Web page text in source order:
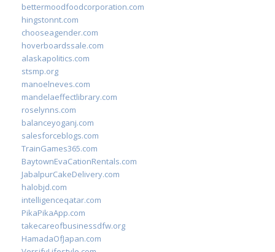
bettermoodfoodcorporation.com
hingstonnt.com
chooseagender.com
hoverboardssale.com
alaskapolitics.com
stsmp.org
manoelneves.com
mandelaeffectlibrary.com
roselynns.com
balanceyoganj.com
salesforceblogs.com
TrainGames365.com
BaytownEvaCationRentals.com
JabalpurCakeDelivery.com
halobjd.com
intelligenceqatar.com
PikaPikaApp.com
takecareofbusinessdfw.org
HamadaOfJapan.com